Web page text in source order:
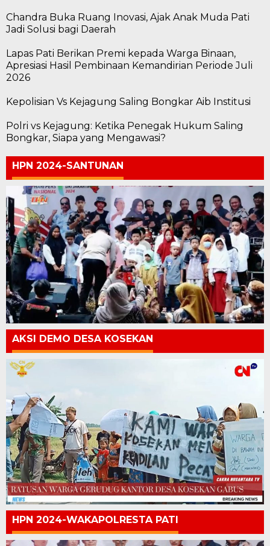
Chandra Buka Ruang Inovasi, Ajak Anak Muda Pati
Jadi Solusi bagi Daerah
Lapas Pati Berikan Premi kepada Warga Binaan,
Apresiasi Hasil Pembinaan Kemandirian Periode Juli
2026
Kepolisian Vs Kejagung Saling Bongkar Aib Institusi
Polri vs Kejagung: Ketika Penegak Hukum Saling
Bongkar, Siapa yang Mengawasi?
HPN 2024-SANTUNAN
AKSI DEMO DESA KOSEKAN
HPN 2024-WAKAPOLRESTA PATI